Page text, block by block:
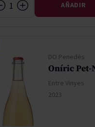
AÑADIR
DO Penedès
Oníric Pet-
Entre Vinyes
2023